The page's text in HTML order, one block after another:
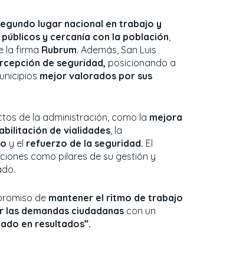
egundo lugar nacional en trabajo y
y cercanía con la población,
la firma Rubrum. Además, San Luis
de seguridad, posicionando a
mejor valorados por sus
de la administración, como la mejora
de vialidades, la
y el refuerzo de la seguridad. El
como pilares de su gestión y
de mantener el ritmo de trabajo
las demandas ciudadanascon un
en resultados”.